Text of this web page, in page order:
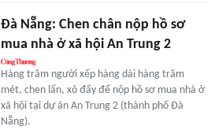
Đà Nẵng: Chen chân nộp hồ sơ
mua nhà ở xã hội An Trung 2
Hàng trăm người xếp hàng dài hàng trăm
mét, chen lấn, xô đẩy để nộp hồ sơ mua nhà ở
xã hội tại dự án An Trung 2 (thành phố Đà
Nẵng).